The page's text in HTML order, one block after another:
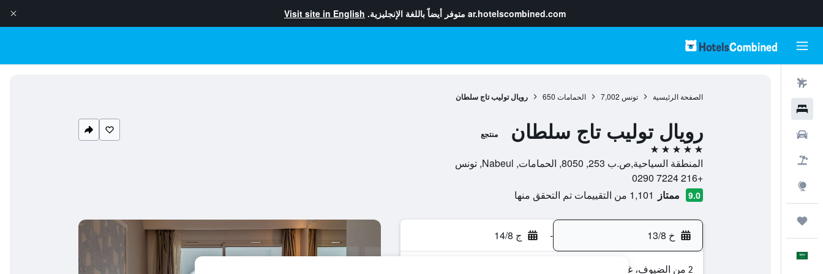
ar.hotelscombined.com متوفر أيضاً باللغة الإنجليزية. Visit site in English
الصفحة الرئيسية تونس 7,002 الحمامات 650 رويال توليب تاج سلطان
رويال توليب تاج سلطان منتجع
5 نجوم
المنطقة السياحية,ص.ب 253, 8050, الحمامات, Nabeul, تونس
+216 7224 0290
9.0 ممتاز 1,101 من التقييمات تم التحقق منها
خ 13/8 - ج 14/8
2 من الضيوف، غرفة واحدة